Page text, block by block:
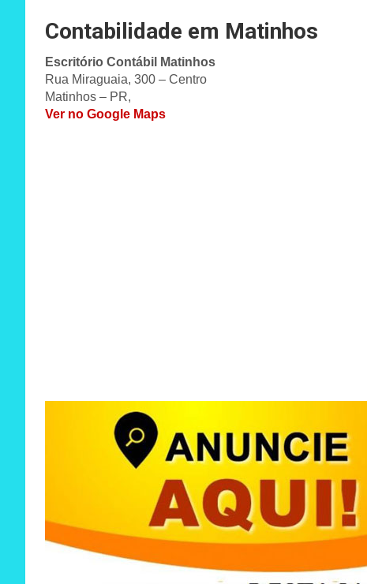
Contabilidade em Matinhos
Escritório Contábil Matinhos
Rua Miraguaia, 300 – Centro
Matinhos – PR,
Ver no Google Maps